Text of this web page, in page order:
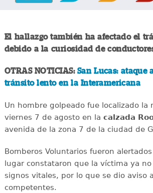
El hallazgo también ha afectado el
debido a la curiosidad de
OTRAS NOTICIAS: San Lucas: ataque
tránsito lento en la Interamericana
Un hombre golpeado fue localizado la
viernes 7 de agosto en la calzada
avenida de la zona 7 de la ciudad de
Bomberos Voluntarios fueron
lugar constataron que la víctima ya
signos vitales, por lo que se dio aviso
competentes.